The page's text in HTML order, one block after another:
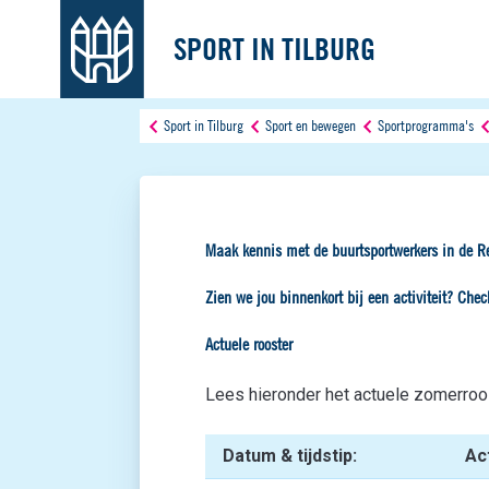
SPORT IN TILBURG
Sport in Tilburg Sport en bewegen Sportprogramma's
Maak kennis met de buurtsportwerkers in de
Zien we jou binnenkort bij een activiteit?
Actuele rooster
Lees hieronder het actuele
Datum & tijdstip: